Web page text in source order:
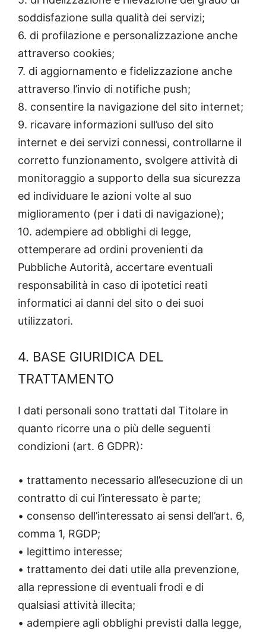
soddisfazione sulla qualità dei servizi;
6. di profilazione e personalizzazione anche
attraverso cookies;
7. di aggiornamento e fidelizzazione anche
attraverso l’invio di notifiche push;
8. consentire la navigazione del sito internet;
9. ricavare informazioni sull’uso del sito
internet e dei servizi connessi, controllarne il
corretto funzionamento, svolgere attività di
monitoraggio a supporto della sua sicurezza
ed individuare le azioni volte al suo
miglioramento (per i dati di navigazione);
10. adempiere ad obblighi di legge,
ottemperare ad ordini provenienti da
Pubbliche Autorità, accertare eventuali
responsabilità in caso di ipotetici reati
informatici ai danni del sito o dei suoi
utilizzatori.
4. BASE GIURIDICA DEL
TRATTAMENTO
I dati personali sono trattati dal Titolare in
quanto ricorre una o più delle seguenti
condizioni (art. 6 GDPR):
• trattamento necessario all’esecuzione di un
contratto di cui l’interessato è parte;
• consenso dell’interessato ai sensi dell’art. 6,
comma 1, RGDP;
• legittimo interesse;
• trattamento dei dati utile alla prevenzione,
alla repressione di eventuali frodi e di
qualsiasi attività illecita;
• adempiere agli obblighi previsti dalla legge,